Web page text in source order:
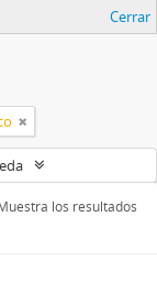
Cerrar
los resultados